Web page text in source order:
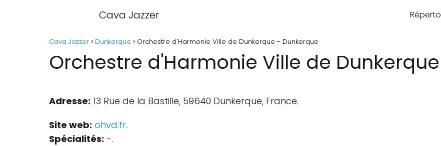
Cava Jazzer
Cava Jazzer Dunkerque Orchestre d'Harmonie Ville de Dunkerque - Dunkerque
Orchestre d'Harmonie Ville de
Adresse: 13 Rue de la Bastille, 59640 Dunkerque, France.
Site web: ohvd.fr.
Spécialités: -.